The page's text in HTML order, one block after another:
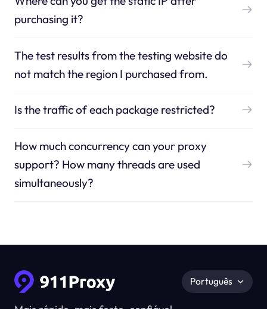
purchasing it?
The test results from the testing website do
not match the region I purchased from.
Is the traffic of each package restricted?
How much concurrency can your proxy
support? How many threads are used
simultaneously?
Português